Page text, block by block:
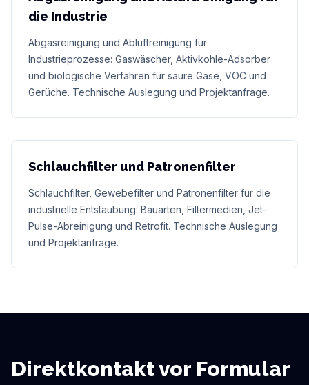
die Industrie
Abgasreinigung und Abluftreinigung für
Industrieprozesse: Gaswäscher, Aktivkohle-Adsorber
und biologische Verfahren für saure Gase, VOC und
Gerüche. Technische Auslegung und Projektanfrage.
Schlauchfilter und Patronenfilter
Schlauchfilter, Gewebefilter und Patronenfilter für die
industrielle Entstaubung: Bauarten, Filtermedien, Jet-
Pulse-Abreinigung und Retrofit. Technische Auslegung
und Projektanfrage.
Direktkontakt vor Formular